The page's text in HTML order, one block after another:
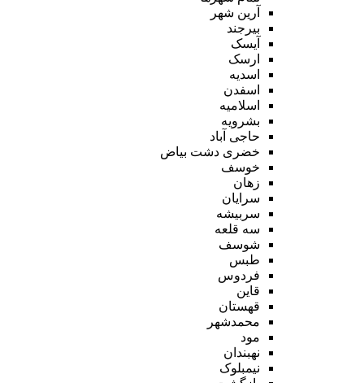
آرین شهر
بیرجند
آیسک
ارسک
اسدیه
اسفدن
اسلامیه
بشرویه
حاجی آباد
خضری دشت بیاض
خوسف
زهان
سرایان
سربیشه
سه قلعه
شوسف
طبس
فردوس
قاین
قهستان
محمدشهر
مود
نهبندان
نیمبلوک